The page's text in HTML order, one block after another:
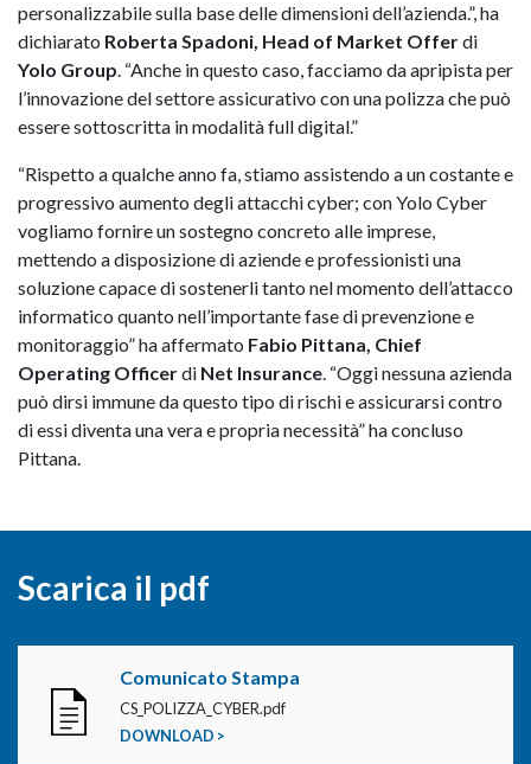
personalizzabile sulla base delle dimensioni dell’azienda.”, ha
dichiarato Roberta Spadoni, Head of Market Offerdi
Yolo Group. “Anche in questo caso, facciamo da apripista per
l’innovazione del settore assicurativo con una polizza che può
essere sottoscritta in modalità full digital.”
“Rispetto a qualche anno fa, stiamo assistendo a un costante e
progressivo aumento degli attacchi cyber; con Yolo Cyber
vogliamo fornire un sostegno concreto alle imprese,
mettendo a disposizione di aziende e professionisti una
soluzione capace di sostenerli tanto nel momento dell’attacco
informatico quanto nell’importante fase di prevenzione e
monitoraggio” ha affermato Fabio Pittana, Chief
Operating Officerdi Net Insurance. “Oggi nessuna azienda
può dirsi immune da questo tipo di rischi e assicurarsi contro
di essi diventa una vera e propria necessità” ha concluso
Pittana.
Scarica il pdf
Comunicato Stampa
CS_POLIZZA_CYBER.pdf
DOWNLOAD >